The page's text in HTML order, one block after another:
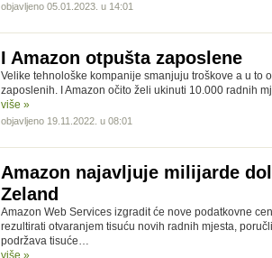
objavljeno 05.01.2023. u 14:01
I Amazon otpušta zaposlene
Velike tehnološke kompanije smanjuju troškove a u to
zaposlenih. I Amazon očito želi ukinuti 10.000 radnih
više »
objavljeno 19.11.2022. u 08:01
Amazon najavljuje milijarde
Zeland
Amazon Web Services izgradit će nove podatkovne
rezultirati otvaranjem tisuću novih radnih mjesta,
podržava tisuće…
više »